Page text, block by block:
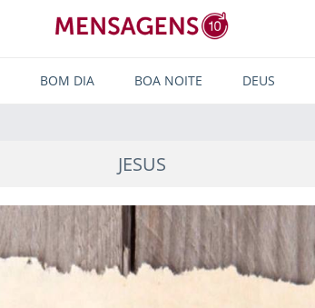
BOM DIA BOA NOITE DEUS
JESUS